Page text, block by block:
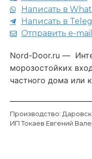
Написать в
Написать в
Отправить e-mail
Nord-Door.ru —
морозостойких
частного дома или
Производство:
ИП Токаев Евгений